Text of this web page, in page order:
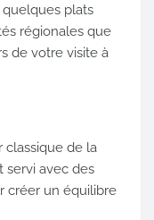
quelques plats
régionales que
de votre visite à
classique de la
servi avec des
créer un équilibre